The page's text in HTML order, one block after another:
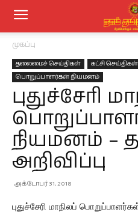
முகப்பு
தலைமைச் செய்திகள் கட்சி செய்திகள்
பொறுப்பாளர்கள் நியமனம்
புதுச்சேரி
நியமனம்
அறிவிப்பு
அக்டோபர் 31, 2018
புதுச்சேரி மாநிலப்